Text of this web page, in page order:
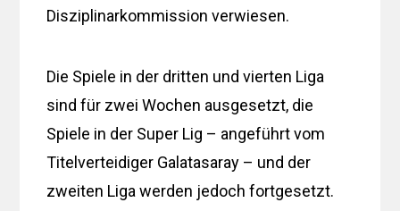
Disziplinarkommission verwiesen.
Die Spiele in der dritten und vierten Liga
sind für zwei Wochen ausgesetzt, die
Spiele in der Super Lig – angeführt vom
Titelverteidiger Galatasaray – und der
zweiten Liga werden jedoch fortgesetzt.